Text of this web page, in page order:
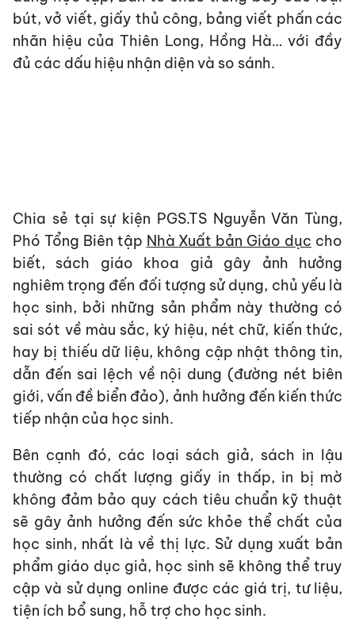
bút, vở viết, giấy thủ công, bảng viết phấn các
nhãn hiệu của Thiên Long, Hồng Hà… với đầy
đủ các dấu hiệu nhận diện và so sánh.
Chia sẻ tại sự kiện PGS.TS Nguyễn Văn Tùng,
Phó Tổng Biên tập Nhà Xuất bản Giáo dục cho
biết, sách giáo khoa giả gây ảnh hưởng
nghiêm trọng đến đối tượng sử dụng, chủ yếu là
học sinh, bởi những sản phẩm này thường có
sai sót về màu sắc, ký hiệu, nét chữ, kiến thức,
hay bị thiếu dữ liệu, không cập nhật thông tin,
dẫn đến sai lệch về nội dung (đường nét biên
giới, vấn đề biển đảo), ảnh hưởng đến kiến thức
tiếp nhận của học sinh.
Bên cạnh đó, các loại sách giả, sách in lậu
thường có chất lượng giấy in thấp, in bị mờ
không đảm bảo quy cách tiêu chuẩn kỹ thuật
sẽ gây ảnh hưởng đến sức khỏe thể chất của
học sinh, nhất là về thị lực. Sử dụng xuất bản
phẩm giáo dục giả, học sinh sẽ không thể truy
cập và sử dụng online được các giá trị, tư liệu,
tiện ích bổ sung, hỗ trợ cho học sinh.